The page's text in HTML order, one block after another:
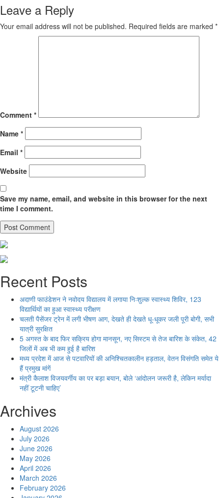
Leave a Reply
Your email address will not be published. Required fields are marked *
Comment *
Name *
Email *
Website
Save my name, email, and website in this browser for the next
time I comment.
Recent Posts
अदाणी फाउंडेशन ने नवोदय विद्यालय में लगाया निःशुल्क स्वास्थ्य शिविर, 123
विद्यार्थियों का हुआ स्वास्थ्य परीक्षण
चलती पैसेंजर ट्रेन में लगी भीषण आग, देखते ही देखते धू-धूकर जली पूरी बोगी, सभी
यात्री सुरक्षित
5 अगस्त के बाद फिर सक्रिय होगा मानसून, नए सिस्टम से तेज बारिश के संकेत, 42
जिलों में अब भी कम हुई है बारिश
मध्य प्रदेश में आज से पटवारियों की अनिश्चितकालीन हड़ताल, वेतन विसंगति समेत ये
हैं प्रमुख मांगें
मंत्री कैलाश विजयवर्गीय का पर बड़ा बयान, बोले ‘आंदोलन जरूरी है, लेकिन मर्यादा
नहीं टूटनी चाहिए’
Archives
August 2026
July 2026
June 2026
May 2026
April 2026
March 2026
February 2026